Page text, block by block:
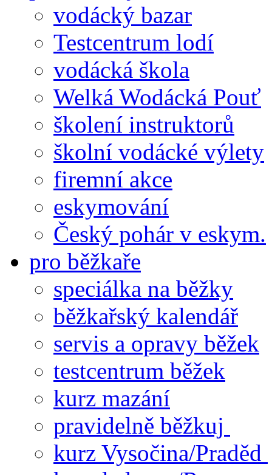
vodácký bazar
Testcentrum lodí
vodácká škola
Welká Wodácká Pouť
školení instruktorů
školní vodácké výlety
firemní akce
eskymování
Český pohár v eskym.
pro běžkaře
speciálka na běžky
běžkařský kalendář
servis a opravy běžek
testcentrum běžek
kurz mazání
pravidelně běžkuj
kurz Vysočina/Praděd